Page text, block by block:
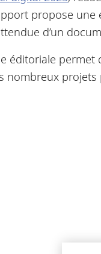
propose
d’un
éditoriale permet
nombreux